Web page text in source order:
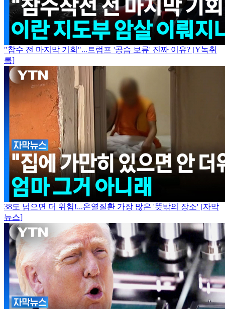
"참수 전 마지막 기회"...트럼프 '공습 보류' 진짜 이유? [Y녹취
록]
38도 넘으면 더 위험!...온열질환 가장 많은 '뜻밖의 장소' [자막
뉴스]